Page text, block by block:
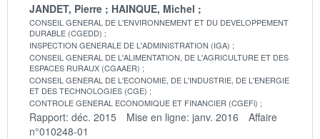
JANDET, Pierre
HAINQUE, Michel
CONSEIL GENERAL DE L'ENVIRONNEMENT ET DU DEVELOPPEMENT
DURABLE (CGEDD)
INSPECTION GENERALE DE L'ADMINISTRATION (IGA)
CONSEIL GENERAL DE L'ALIMENTATION, DE L'AGRICULTURE ET DES
ESPACES RURAUX (CGAAER)
CONSEIL GENERAL DE L'ECONOMIE, DE L'INDUSTRIE, DE L'ENERGIE
ET DES TECHNOLOGIES (CGE)
CONTROLE GENERAL ECONOMIQUE ET FINANCIER (CGEFi)
Rapport: déc. 2015 Mise en ligne: janv. 2016
Affaire
n°010248-01